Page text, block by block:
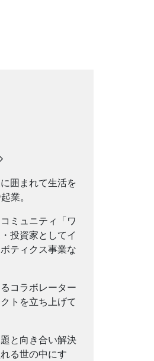
囲まれて生活を
業。
ミュニティ「ワ
投資家としてイ
ティクス事業な
コラボレーター
トを立ち上げて
と向き合い解決
る世の中にす